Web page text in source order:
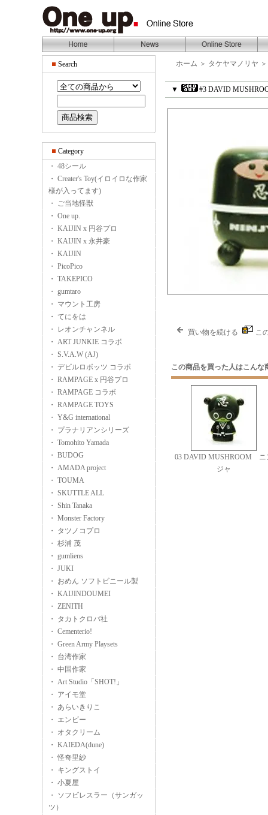
Search
Category
・ 48シール
・ Creater's Toy(イロイロな作家
様が入ってます)
・ ご当地怪獣
・ One up.
・ KAIJIN x 円谷プロ
・ KAIJIN x 永井豪
・ KAIJIN
・ PicoPico
・ TAKEPICO
・ gumtaro
・ マウント工房
・ てにをは
・ レオンチャンネル
・ ART JUNKIE コラボ
・ S.V.A.W (AJ)
・ デビルロボッツ コラボ
・ RAMPAGE x 円谷プロ
・ RAMPAGE コラボ
・ RAMPAGE TOYS
・ Y&G international
・ プラナリアンシリーズ
・ Tomohito Yamada
・ BUDOG
・ AMADA project
・ TOUMA
・ SKUTTLE ALL
・ Shin Tanaka
・ Monster Factory
・ タツノコプロ
・ 杉浦 茂
・ gumliens
・ JUKI
・ おめん ソフトビニール製
・ KAIJINDOUMEI
・ ZENITH
・ タカトクロバ社
・ Cementerio!
・ Green Army Playsets
・ 台湾作家
・ 中国作家
・ Art Studio「SHOT!」
・ アイモ堂
・ あらいきりこ
・ エンビー
・ オタクリーム
・ KAIEDA(dune)
・ 怪奇里紗
・ キングストイ
・ 小夏屋
・ ソフビレスラー（サンガッ
ツ）
ホーム ＞ タケヤマノリヤ
▼ #3 DAVID
買い物を続ける こ
この商品を買った人はこんな
03 DAVID MUSHROOM ニ
ジャ